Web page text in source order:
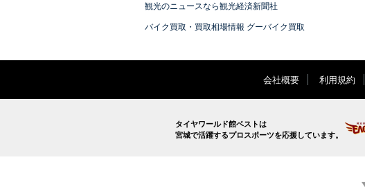
観光のニュースなら観光経済新聞社
バイク買取・買取相場情報 グーバイク買取
会社概要 利用規約
タイヤワールド館ベストは
宮城で活躍するプロスポーツを応援しています。